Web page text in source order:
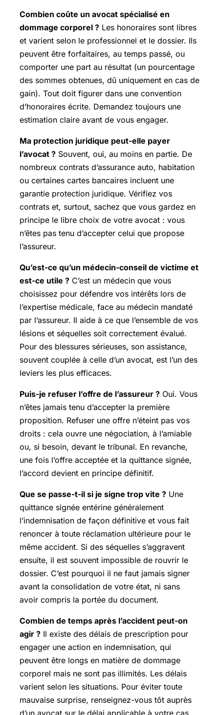
Combien coûte un avocat spécialisé en
dommage corporel ? Les honoraires sont libres
et varient selon le professionnel et le dossier. Ils
peuvent être forfaitaires, au temps passé, ou
comporter une part au résultat (un pourcentage
des sommes obtenues, dû uniquement en cas de
gain). Tout doit figurer dans une convention
d’honoraires écrite. Demandez toujours une
estimation claire avant de vous engager.
Ma protection juridique peut-elle payer
l’avocat ? Souvent, oui, au moins en partie. De
nombreux contrats d’assurance auto, habitation
ou certaines cartes bancaires incluent une
garantie protection juridique. Vérifiez vos
contrats et, surtout, sachez que vous gardez en
principe le libre choix de votre avocat : vous
n’êtes pas tenu d’accepter celui que propose
l’assureur.
Qu’est-ce qu’un médecin-conseil de victime et
est-ce utile ? C’est un médecin que vous
choisissez pour défendre vos intérêts lors de
l’expertise médicale, face au médecin mandaté
par l’assureur. Il aide à ce que l’ensemble de vos
lésions et séquelles soit correctement évalué.
Pour des blessures sérieuses, son assistance,
souvent couplée à celle d’un avocat, est l’un des
leviers les plus efficaces.
Puis-je refuser l’offre de l’assureur ? Oui. Vous
n’êtes jamais tenu d’accepter la première
proposition. Refuser une offre n’éteint pas vos
droits : cela ouvre une négociation, à l’amiable
ou, si besoin, devant le tribunal. En revanche,
une fois l’offre acceptée et la quittance signée,
l’accord devient en principe définitif.
Que se passe-t-il si je signe trop vite ? Une
quittance signée entérine généralement
l’indemnisation de façon définitive et vous fait
renoncer à toute réclamation ultérieure pour le
même accident. Si des séquelles s’aggravent
ensuite, il est souvent impossible de rouvrir le
dossier. C’est pourquoi il ne faut jamais signer
avant la consolidation de votre état, ni sans
avoir compris la portée du document.
Combien de temps après l’accident peut-on
agir ? Il existe des délais de prescription pour
engager une action en indemnisation, qui
peuvent être longs en matière de dommage
corporel mais ne sont pas illimités. Les délais
varient selon les situations. Pour éviter toute
mauvaise surprise, renseignez-vous tôt auprès
d’un avocat sur le délai applicable à votre cas.